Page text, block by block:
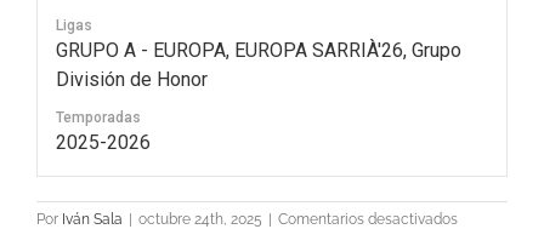
Ligas
GRUPO A - EUROPA, EUROPA SARRIÀ'26, Grupo
División de Honor
Temporadas
2025-2026
Por Iván Sala octubre 24th, 2025 Comentarios desactivadosen